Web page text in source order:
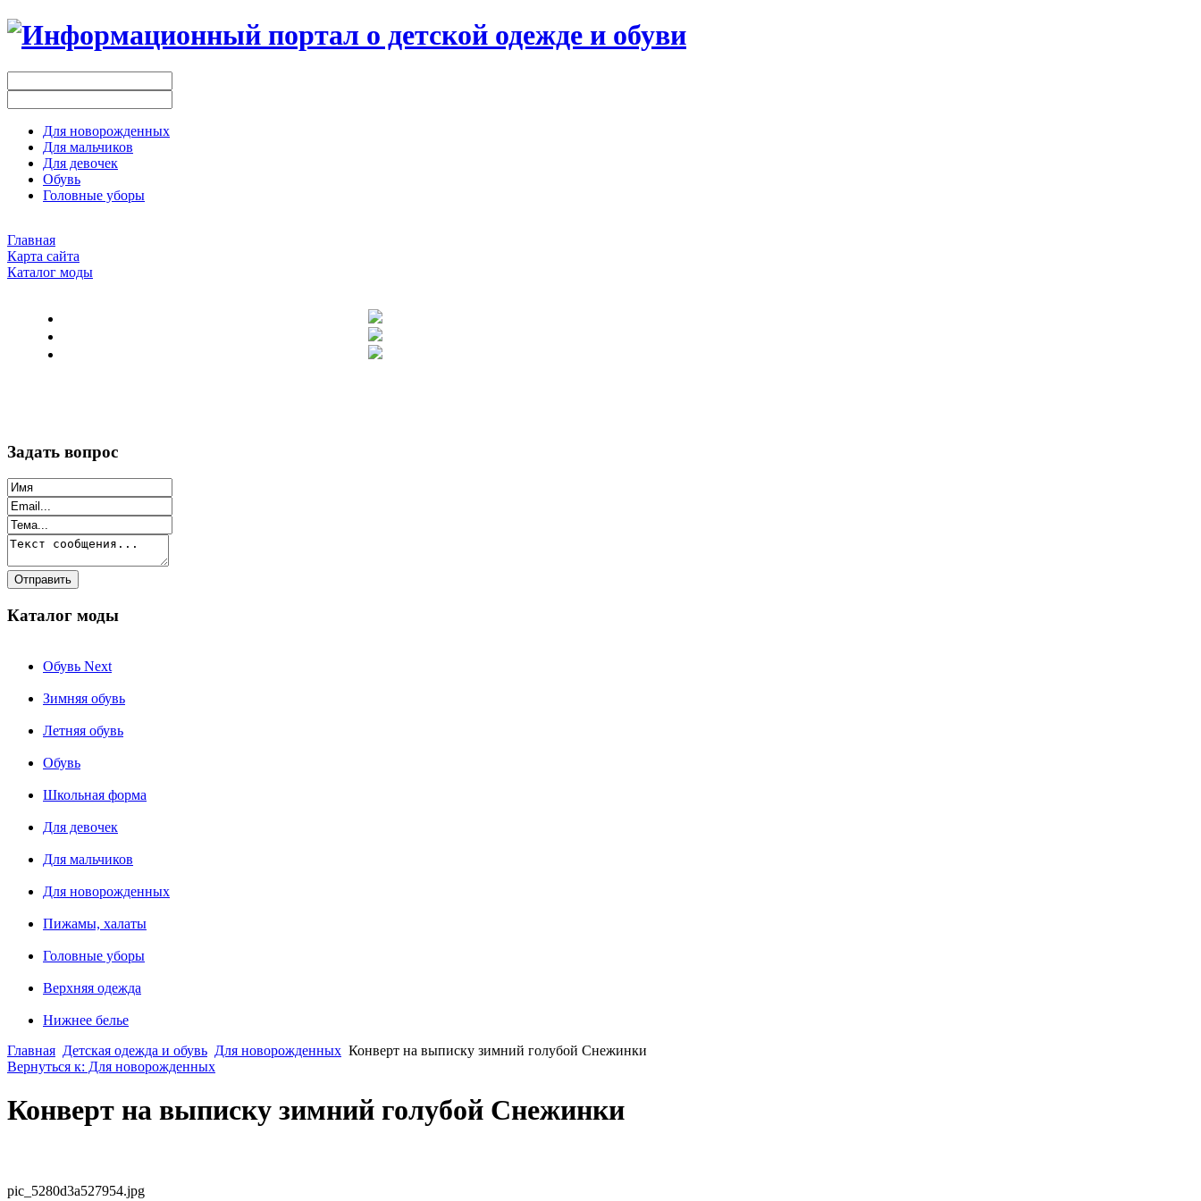
Для новорожденных
Для мальчиков
Для девочек
Обувь
Головные уборы
Главная
Карта сайта
Каталог моды
Задать вопрос
Каталог моды
Обувь Next
Зимняя обувь
Летняя обувь
Обувь
Школьная форма
Для девочек
Для мальчиков
Для новорожденных
Пижамы, халаты
Головные уборы
Верхняя одежда
Нижнее белье
Главная Детская одежда и обувь Для новорожденных Конверт на выписку зимний голубой Снежинки
Вернуться к: Для новорожденных
Конверт на выписку зимний голубой Снежинки
pic_5280d3a527954.jpg